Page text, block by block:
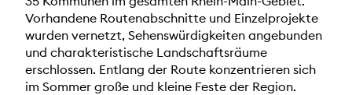
Vorhandene Routenabschnitte und Einzelprojekte
wurden vernetzt, Sehenswürdigkeiten angebunden
und charakteristische Landschaftsräume
erschlossen. Entlang der Route konzentrieren sich
im Sommer große und kleine Feste der Region.